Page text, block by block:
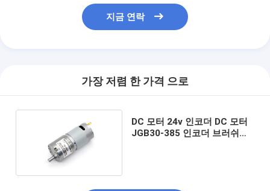
지금 연락
가장 저렴 한 가격 으로
DC 모터 24v 인코더 DC 모터
JGB30-385 인코더 브러쉬